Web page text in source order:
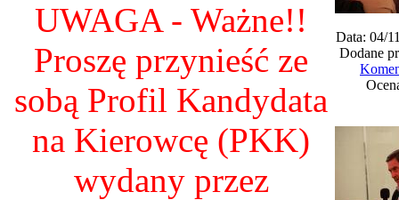
UWAGA - Ważne!!
Proszę przynieść ze
sobą Profil Kandydata
na Kierowcę (PKK)
wydany przez
Data: 04/
Dodane